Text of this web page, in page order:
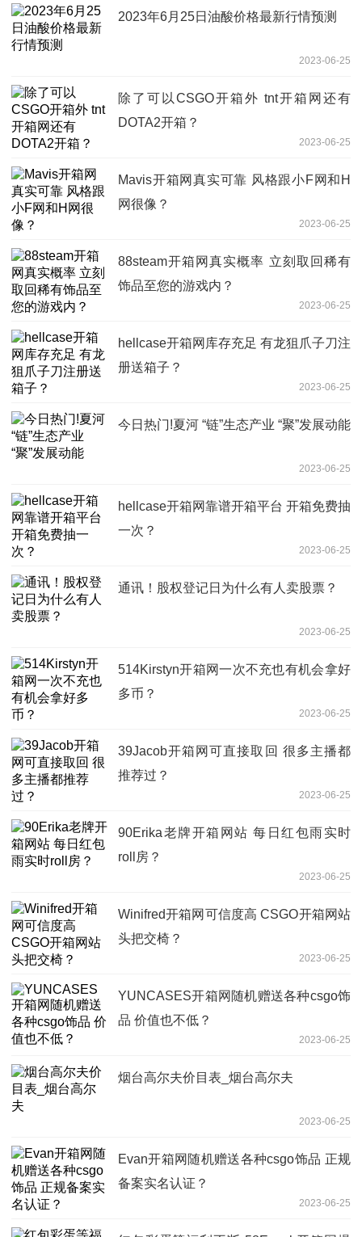
2023年6月25日油酸价格最新行情预测
2023-06-25
除了可以CSGO开箱外 tnt开箱网还有
DOTA2开箱？
2023-06-25
Mavis开箱网真实可靠 风格跟小F网和H
网很像？
2023-06-25
88steam开箱网真实概率 立刻取回稀有
饰品至您的游戏内？
2023-06-25
hellcase开箱网库存充足 有龙狙爪子刀注
册送箱子？
2023-06-25
今日热门!夏河 “链”生态产业 “聚”发展动能
2023-06-25
hellcase开箱网靠谱开箱平台 开箱免费抽
一次？
2023-06-25
通讯！股权登记日为什么有人卖股票？
2023-06-25
514Kirstyn开箱网一次不充也有机会拿好
多币？
2023-06-25
39Jacob开箱网可直接取回 很多主播都
推荐过？
2023-06-25
90Erika老牌开箱网站 每日红包雨实时
roll房？
2023-06-25
Winifred开箱网可信度高 CSGO开箱网站
头把交椅？
2023-06-25
YUNCASES开箱网随机赠送各种csgo饰
品 价值也不低？
2023-06-25
烟台高尔夫价目表_烟台高尔夫
2023-06-25
Evan开箱网随机赠送各种csgo饰品 正规
备案实名认证？
2023-06-25